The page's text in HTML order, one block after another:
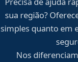
sua região?
simples quanto em
Nos